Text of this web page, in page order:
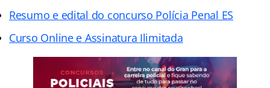
Resumo e edital do concurso Polícia Penal ES
Curso Online e Assinatura Ilimitada